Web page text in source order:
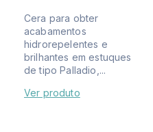
Cera para obter
acabamentos
hidrorepelentes e
brilhantes em estuques
de tipo Palladio,...
Ver produto